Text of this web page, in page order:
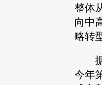
整体
向中
略转
据
今年